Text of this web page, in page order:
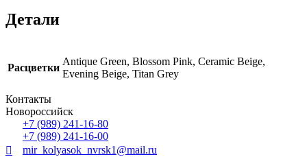
Детали
Расцветки
Antique Green, Blossom Pink, Ceramic Beige,
Evening Beige, Titan Grey
Контакты
Новороссийск
+7 (989) 241-16-80
+7 (989) 241-16-00
mir_kolyasok_nvrsk1@mail.ru